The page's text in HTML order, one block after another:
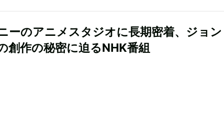
ーのアニメスタジオに長期密着、ジョ
創作の秘密に迫るNHK番組